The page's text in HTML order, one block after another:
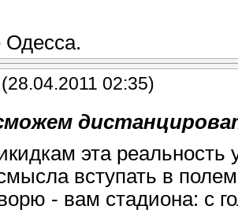
Одесса.
(28.04.2011 02:35)
эта реальность
вступать в
- вам стадиона: с